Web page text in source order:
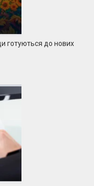
готуються до нових